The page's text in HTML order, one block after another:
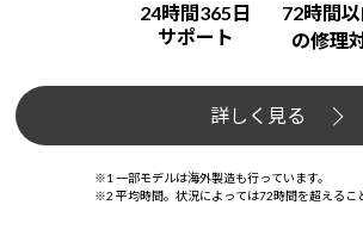
24時間365日
サポート
72時間以
の修理
詳しく見る
※1 一部モデルは海外製造も行っています。
※2 平均時間。状況によっては72時間を超えるこ